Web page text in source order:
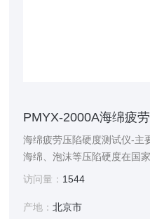
PMYX-2000A海绵疲
海绵疲劳压陷硬度测试仪-主
海绵、泡沫等压陷硬度在国
它试验条件下对标准尺寸的
凹入硬度检验以及压缩应力的
访问量： 1544
产地：北京市